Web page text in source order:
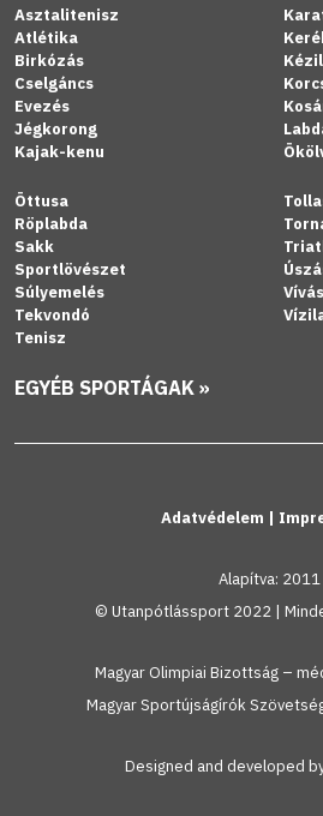
Asztalitenisz
Atlétika
Birkózás
Cselgáncs
Evezés
Jégkorong
Kajak-kenu
Öttusa
Röplabda
Sakk
Sportlövészet
Súlyemelés
Tekvondó
Tenisz
Vívás
EGYÉB SPORTÁGAK »
Adatvédelem |
Alapítva: 2011
© Utanpótlássport 2022 |
Magyar Olimpiai Bizottság –
Magyar Sportújságírók
Designed and developed